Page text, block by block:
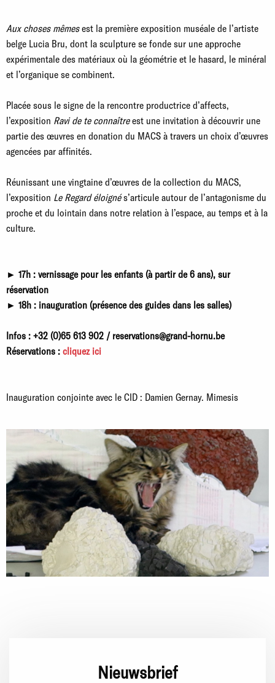
Aux choses mêmesest la première exposition muséale de l’artiste
belge Lucia Bru, dont la sculpture se fonde sur une approche
expérimentale des matériaux où la géométrie et le hasard, le minéral
et l’organique se combinent.
Placée sous le signe de la rencontre productrice d’affects,
l’exposition Ravi de te connaîtreest une invitation à découvrir une
partie des œuvres en donation du MACS à travers un choix d’œuvres
agencées par affinités.
Réunissant une vingtaine d’œuvres de la collection du MACS,
l’exposition Le Regard éloignés’articule autour de l’antagonisme du
proche et du lointain dans notre relation à l’espace, au temps et à la
culture.
► 17h : vernissage pour les enfants (à partir de 6 ans), sur
réservation
► 18h : inauguration (présence des guides dans les salles)
Infos : +32 (0)65 613 902 / reservations@grand-hornu.be
Réservations : cliquez ici
Inauguration conjointe avec le CID : Damien Gernay. Mimesis
Nieuwsbrief